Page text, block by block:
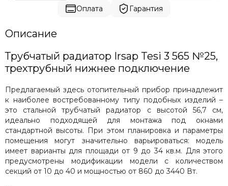
Оплата
Гарантия
Описание
Трубчатый радиатор Irsap Tesi 3 565 №25,
трехтрубный нижнее подключение
Предлагаемый здесь отопительный прибор принадлежит
к наиболее востребованному типу подобных изделий –
это стальной трубчатый радиатор с высотой 56,7 см,
идеально подходящей для монтажа под окнами
стандартной высоты. При этом планировка и параметры
помещения могут значительно варьироваться: модель
имеет варианты для площади от 9 до 34 кв.м. Для этого
предусмотрены модификации модели с количеством
секций от 10 до 40 и мощностью от 860 до 3440 Вт.